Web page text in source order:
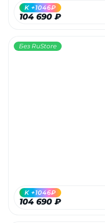
104 690 ₽
K +1046₽
Без RuStore
104 690 ₽
K +1046₽